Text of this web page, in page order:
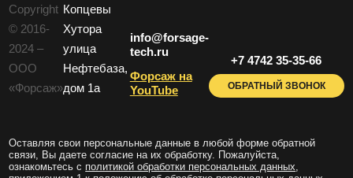
Copyright
© 2016-
2024 –
ООО
«Форсаж»
Копцевы
Хутора
улица
Нефтебаза,
дом 1a
info@forsage-
tech.ru
Форсаж на
YouTube
+7 4742 35-35-66
ОБРАТНЫЙ ЗВОНОК
Оставляя свои персональные данные в любой форме обратной
связи, Вы даете согласие на их обработку. Пожалуйста,
ознакомьтесь с политикой обработки персональных данных,